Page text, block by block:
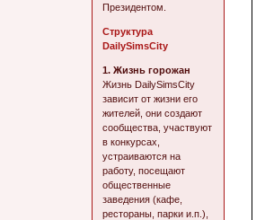
Президентом.
Структура
DailySimsCity
1. Жизнь горожан
Жизнь DailySimsCity
зависит от жизни его
жителей, они создают
сообщества, участвуют
в конкурсах,
устраиваются на
работу, посещают
общественные
заведения (кафе,
рестораны, парки и.п.),